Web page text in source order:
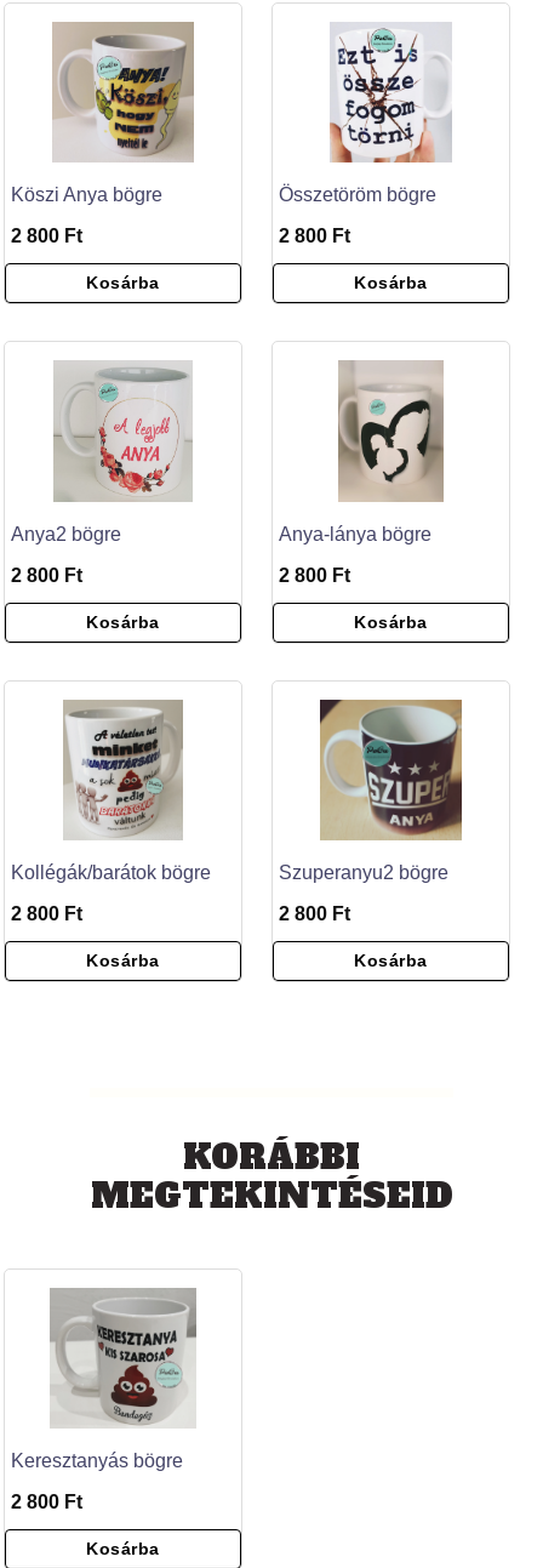
Köszi Anya bögre
2 800 Ft
Kosárba
Összetöröm bögre
2 800 Ft
Kosárba
Anya2 bögre
2 800 Ft
Kosárba
Anya-lánya bögre
2 800 Ft
Kosárba
Kollégák/barátok bögre
2 800 Ft
Kosárba
Szuperanyu2 bögre
2 800 Ft
Kosárba
KORÁBBI
MEGTEKINTÉSEID
Keresztanyás bögre
2 800 Ft
Kosárba